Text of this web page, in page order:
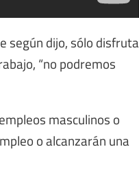
según dijo, sólo disfruta
“no podremos
masculinos o
o alcanzarán una